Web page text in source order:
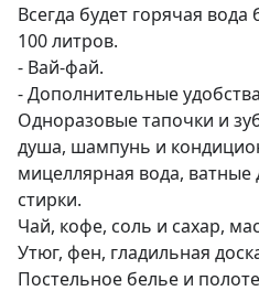
Всегда будет горячая
100 литров.
- Вай-фай.
- Дополнительные
Одноразовые тапочки и
душа, шампунь и
мицеллярная вода, ватные
стирки.
Чай, кофе, соль и сахар,
Утюг, фен, гладильная
Постельное белье и